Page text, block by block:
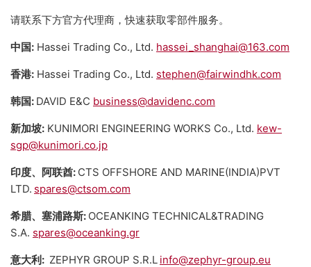
请联系下方官方代理商，快速获取零部件服务。
中国: Hassei Trading Co., Ltd. hassei_shanghai@163.com
香港: Hassei Trading Co., Ltd. stephen@fairwindhk.com
韩国: DAVID E&C business@davidenc.com
新加坡: KUNIMORI ENGINEERING WORKS Co., Ltd. kew-
sgp@kunimori.co.jp
印度、阿联酋: CTS OFFSHORE AND MARINE(INDIA)PVT
LTD. spares@ctsom.com
希腊、塞浦路斯: OCEANKING TECHNICAL&TRADING
S.A. spares@oceanking.gr
意大利: ZEPHYR GROUP S.R.L info@zephyr-group.eu